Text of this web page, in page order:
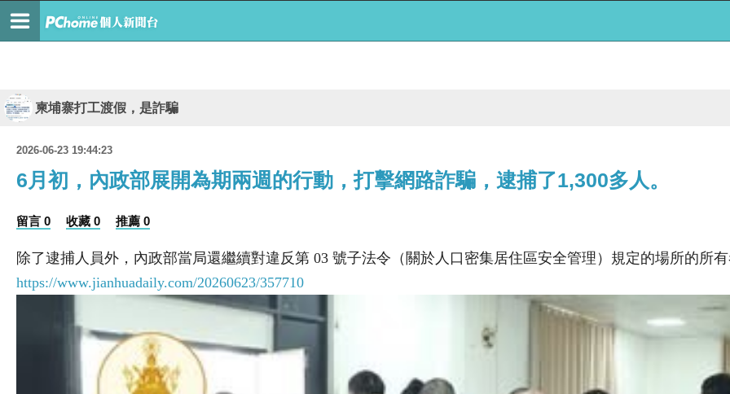
柬埔寨打工渡假，是詐騙
2026-06-23 19:44:23
6月初，內政部展開為期兩週的行動，打擊網路詐騙，逮捕了1,300多人。
留言 0 收藏 0 推薦 0
除了逮捕人員外，內政部當局還繼續對違反第 03 號子法令（關於人口密集居住區安全管理）規定的場所的所
https://www.jianhuadaily.com/20260623/357710